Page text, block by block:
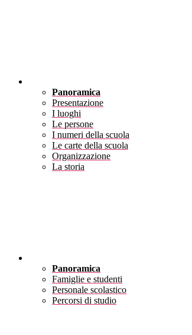
Panoramica
Presentazione
I luoghi
Le persone
I numeri della scuola
Le carte della scuola
Organizzazione
La storia
Panoramica
Famiglie e studenti
Personale scolastico
Percorsi di studio